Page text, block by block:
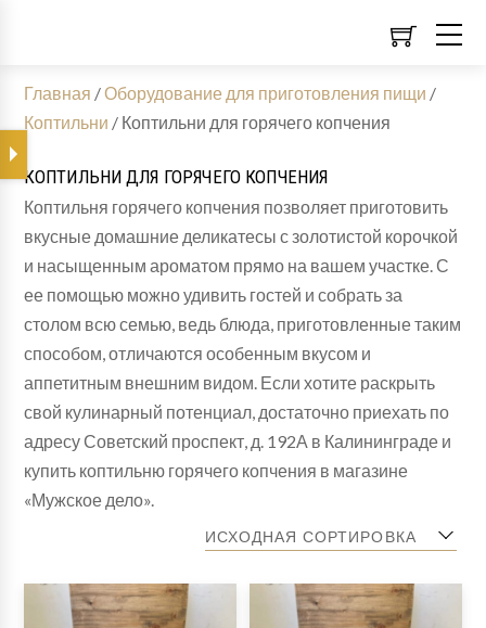
Главная /Оборудование для приготовления пищи /
Коптильни / Коптильни для горячего копчения
КОПТИЛЬНИ ДЛЯ ГОРЯЧЕГО КОПЧЕНИЯ
Коптильня горячего копчения позволяет приготовить
вкусные домашние деликатесы с золотистой корочкой
и насыщенным ароматом прямо на вашем участке. С
ее помощью можно удивить гостей и собрать за
столом всю семью, ведь блюда, приготовленные таким
способом, отличаются особенным вкусом и
аппетитным внешним видом. Если хотите раскрыть
свой кулинарный потенциал, достаточно приехать по
адресу Советский проспект, д. 192А в Калининграде и
купить коптильню горячего копчения в магазине
«Мужское дело».